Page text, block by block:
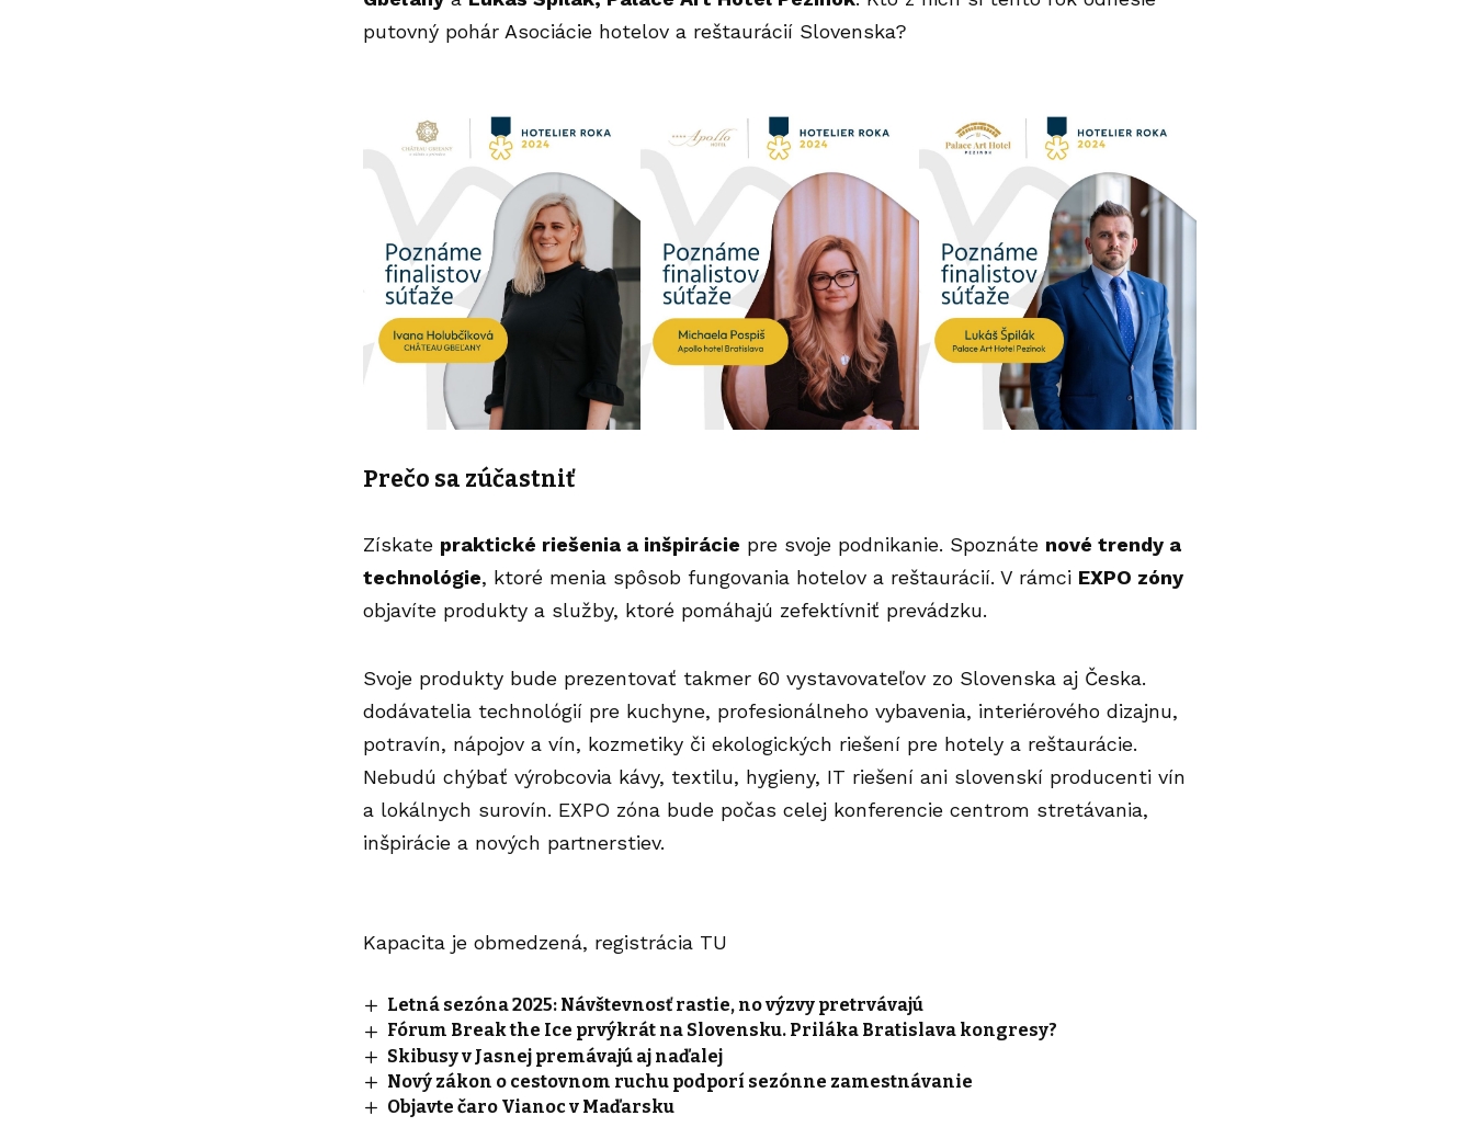
putovný pohár Asociácie hotelov a reštaurácií Slovenska?
Prečo sa zúčastniť
Získate praktické riešenia a inšpirácie pre svoje podnikanie. Spoznáte nové trendy a
technológie, ktoré menia spôsob fungovania hotelov a reštaurácií. V rámci EXPO zóny
objavíte produkty a služby, ktoré pomáhajú zefektívniť prevádzku.
Svoje produkty bude prezentovať takmer 60 vystavovateľov zo Slovenska aj Česka.
dodávatelia technológií pre kuchyne, profesionálneho vybavenia, interiérového dizajnu,
potravín, nápojov a vín, kozmetiky či ekologických riešení pre hotely a reštaurácie.
Nebudú chýbať výrobcovia kávy, textilu, hygieny, IT riešení ani slovenskí producenti vín
a lokálnych surovín. EXPO zóna bude počas celej konferencie centrom stretávania,
inšpirácie a nových partnerstiev.
Kapacita je obmedzená, registrácia TU
Letná sezóna 2025: Návštevnosť rastie, no výzvy pretrvávajú
Fórum Break the Ice prvýkrát na Slovensku. Priláka Bratislava kongresy?
Skibusy v Jasnej premávajú aj naďalej
Nový zákon o cestovnom ruchu podporí sezónne zamestnávanie
Objavte čaro Vianoc v Maďarsku